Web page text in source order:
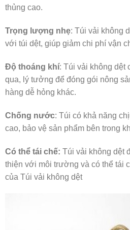
thủng cao.
Trọng lượng nhẹ: Túi vải không
với túi dệt, giúp giảm chi phí vận
Độ thoáng khí: Túi vải không dệt
qua, lý tưởng để đóng gói nông
hàng dễ hỏng khác.
Chống nước: Túi có khả năng
cao, bảo vệ sản phẩm bên trong
Có thể tái chế: Túi vải không dệt
thiện với môi trường và có thể tái
của Túi vải không dệt